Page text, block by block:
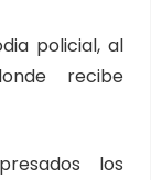
policial, al
recibe
los